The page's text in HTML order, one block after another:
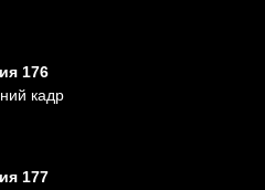
176
кадр
177